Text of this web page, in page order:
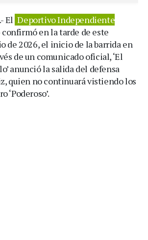
El Deportivo Independiente
en la tarde de este
de 2026, el inicio de la barrida en
de un comunicado oficial, ‘El
anunció la salida del defensa
quien no continuará vistiendo los
‘Poderoso’.